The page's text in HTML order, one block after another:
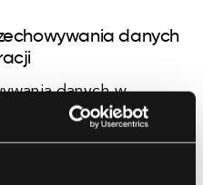
danych
danych w
także szereg
danymi i czynią